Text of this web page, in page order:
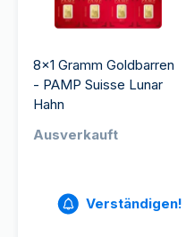
8x1 Gramm Goldbarren
- PAMP Suisse Lunar
Hahn
Ausverkauft
Verständigen!